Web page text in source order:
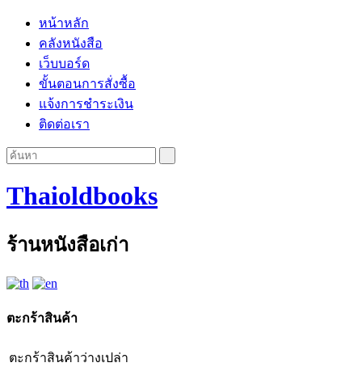
หน้าหลัก
คลังหนังสือ
เว็บบอร์ด
ขั้นตอนการสั่งซื้อ
แจ้งการชำระเงิน
ติดต่อเรา
Thaioldbooks
ร้านหนังสือเก่า
ตะกร้าสินค้า
ตะกร้าสินค้าว่างเปล่า